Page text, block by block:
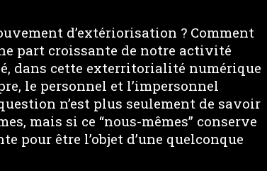
d’extériorisation ? Comment
part croissante de notre activité
dans cette exterritorialité numérique
le personnel et l’impersonnel
n’est plus seulement de savoir
mais si ce “nous-mêmes” conserve
pour être l’objet d’une quelconque